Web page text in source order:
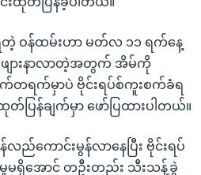
တဲ့ ဝန်ထမ်းဟာ မတ်လ ၁၁ ရက်နေ့
ဖျားနာလာတဲ့အတွက် အိမ်ကို
ောက်တရက်မှာပဲ ဗိုင်းရပ်စ်ကူးစက်ခံရ
ြန်ချက်မှာ ဖော်ပြထားပါတယ်။
ည်ကောင်းမွန်လာနေပြီး ဗိုင်းရပ်
မရှိအောင် တဦးတည်း သီးသန့်ခွဲ